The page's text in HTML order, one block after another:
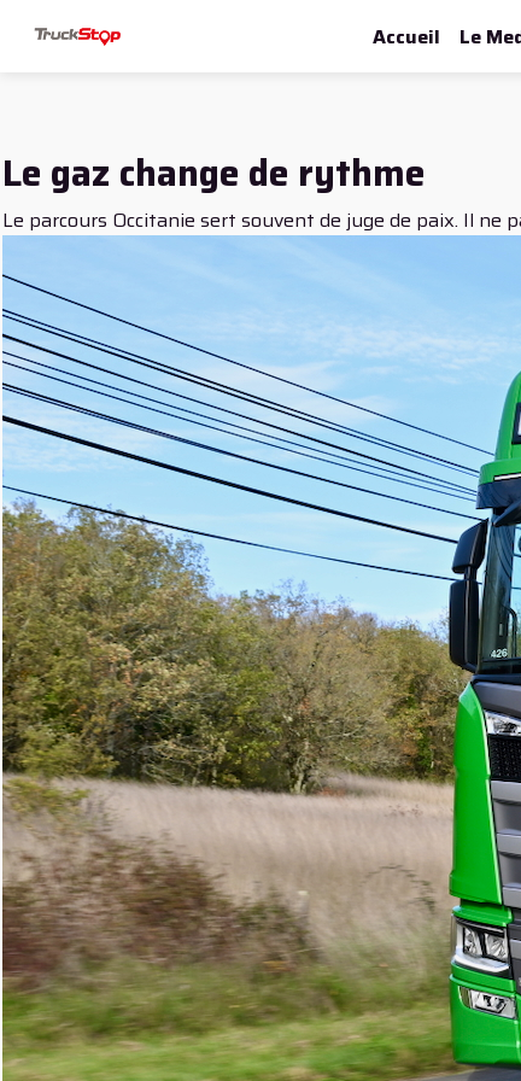
Accueil Le
Le gaz change de rythme
Le parcours Occitanie sert souvent de juge de paix. Il ne